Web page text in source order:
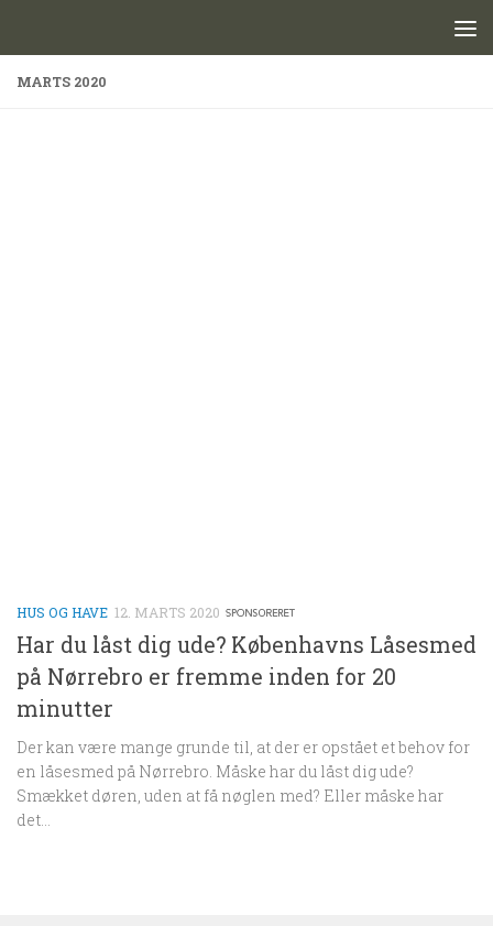
MARTS 2020
HUS OG HAVE 12. MARTS 2020
Har du låst dig ude? Københavns Låsesmed
på Nørrebro er fremme inden for 20
minutter
Der kan være mange grunde til, at der er opstået et behov for
en låsesmed på Nørrebro. Måske har du låst dig ude?
Smækket døren, uden at få nøglen med? Eller måske har
det...